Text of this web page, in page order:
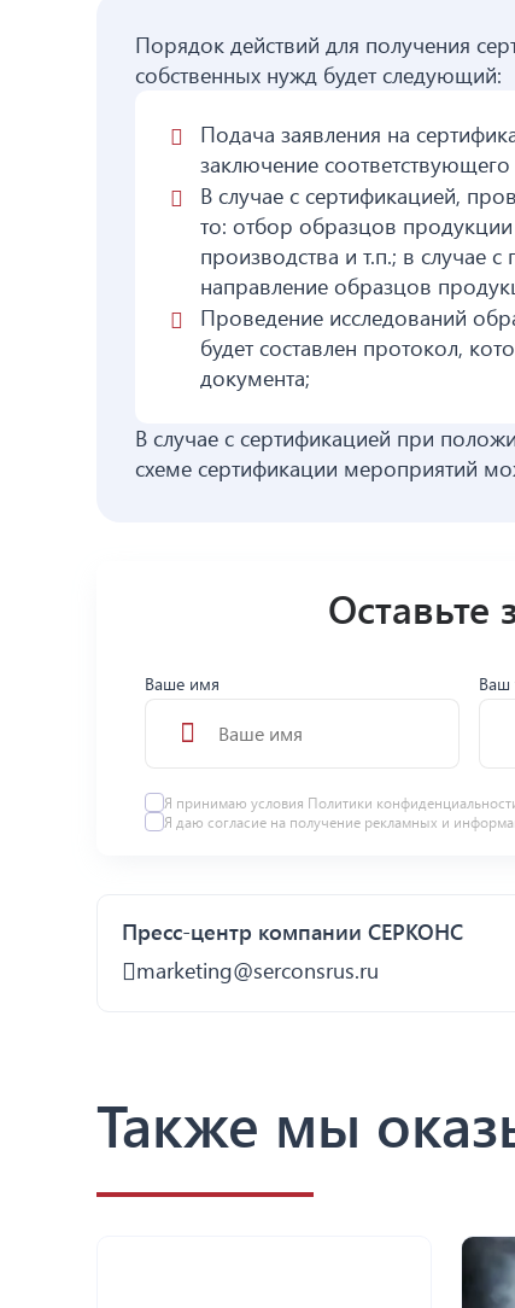
Порядок действий для получения
собственных нужд будет следующий:
Подача заявления на
заключение
В случае с сертификацией,
то: отбор образцов
производства и т.п.; в случае
направление образцов
Проведение исследований
будет составлен протокол,
документа;
В случае с сертификацией при
схеме сертификации мероприятий
Оставьте
Ваше имя Ваш
Я принимаю условия Политики
Я даю согласие на получение рекламных и
Пресс-центр компании СЕРКОНС
marketing@serconsrus.ru
Также мы